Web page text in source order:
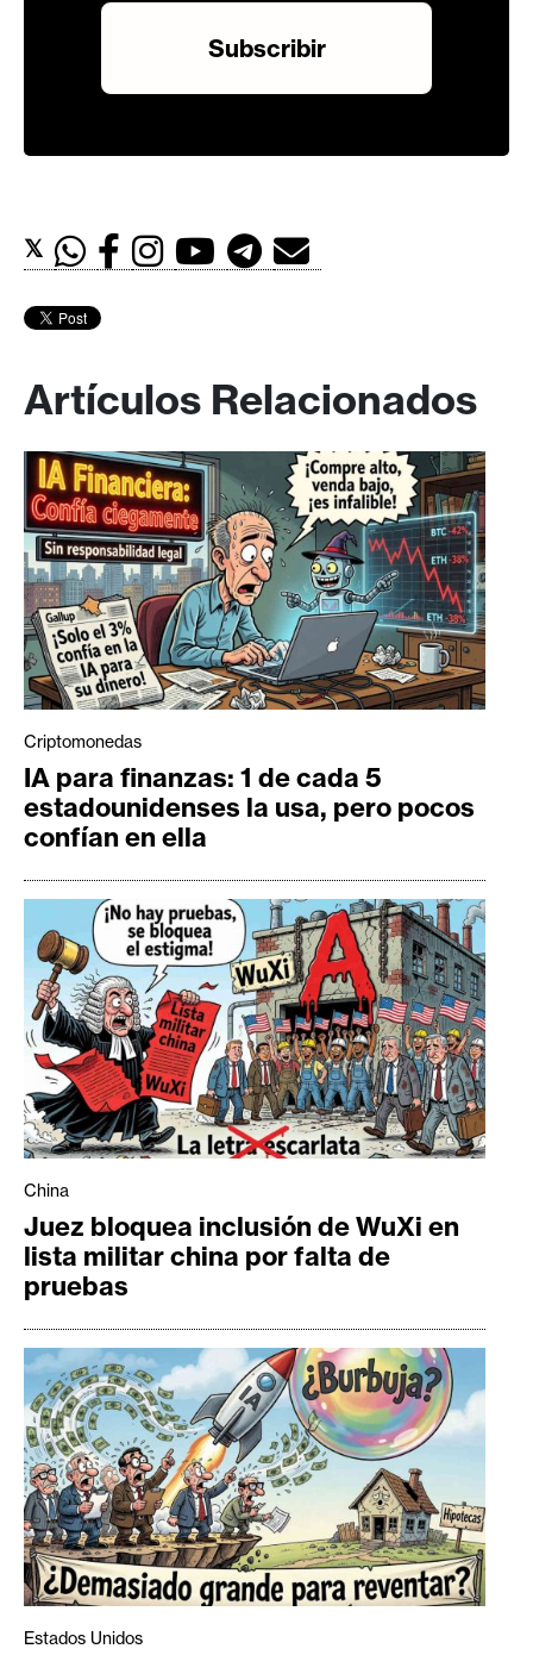
𝕏
Artículos Relacionados
Criptomonedas
IA para finanzas: 1 de cada 5
estadounidenses la usa, pero pocos
confían en ella
China
Juez bloquea inclusión de WuXi en
lista militar china por falta de
pruebas
Estados Unidos